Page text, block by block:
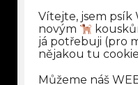
Vítejte, jsem psík
novým
já potřebuji (pro
nějakou tu
Můžeme náš